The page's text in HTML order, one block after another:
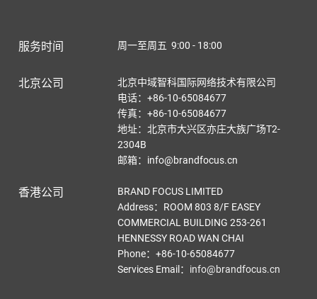
服务时间 周一至周五 9:00 - 18:00
北京公司
北京中域智科国际网络技术有限公司
电话：+86-10-65084677
传真：+86-10-65084677
地址：北京市大兴区亦庄大族广场T2-
2304B
邮箱：info@brandfocus.cn
香港公司
BRAND FOCUS LIMITED
Address：ROOM 803 8/F EASEY
COMMERCIAL BUILDING 253-261
HENNESSY ROAD WAN CHAI
Phone：+86-10-65084677
Services Email ： info@brandfocus.cn